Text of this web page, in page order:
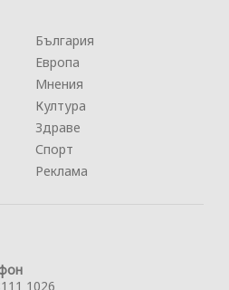
България
Европа
Мнения
Култура
Здраве
Спорт
Реклама
1026